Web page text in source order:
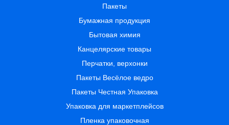
Пакеты
Бумажная продукция
Бытовая химия
Канцелярские товары
Перчатки, верхонки
Пакеты Весёлое ведро
Пакеты Честная Упаковка
Упаковка для маркетплейсов
Пленка упаковочная